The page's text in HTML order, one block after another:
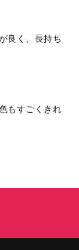
良く、長持ち
もすごくきれ